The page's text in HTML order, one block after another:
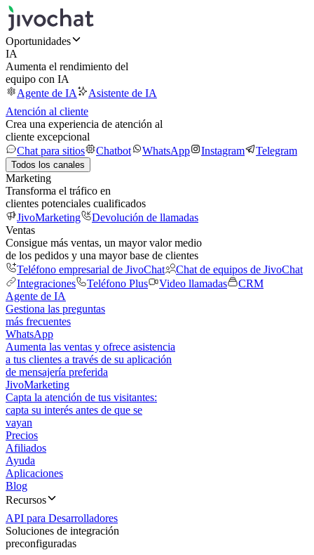
Oportunidades
IA
Aumenta el rendimiento del
equipo con IA
Agente de IA
Asistente de IA
Atención al cliente
Crea una experiencia de atención al
cliente excepcional
Chat para sitios
Chatbot WhatsApp Instagram Telegram
Todos los canales
Marketing
Transforma el tráfico en
clientes potenciales cualificados
JivoMarketing
Devolución de llamadas
Ventas
Consigue más ventas, un mayor valor medio
de los pedidos y una mayor base de clientes
Teléfono empresarial de JivoChat
Chat de equipos de JivoChat
Integraciones
Teléfono Plus Video llamadas
CRM
Agente de IA
Gestiona las preguntas
más frecuentes
WhatsApp
Aumenta las ventas y ofrece asistencia
a tus clientes a través de su aplicación
de mensajería preferida
JivoMarketing
Capta la atención de tus visitantes:
capta su interés antes de que se
vayan
Precios
Afiliados
Ayuda
Aplicaciones
Blog
Recursos
API para Desarrolladores
Soluciones de integración
preconfiguradas